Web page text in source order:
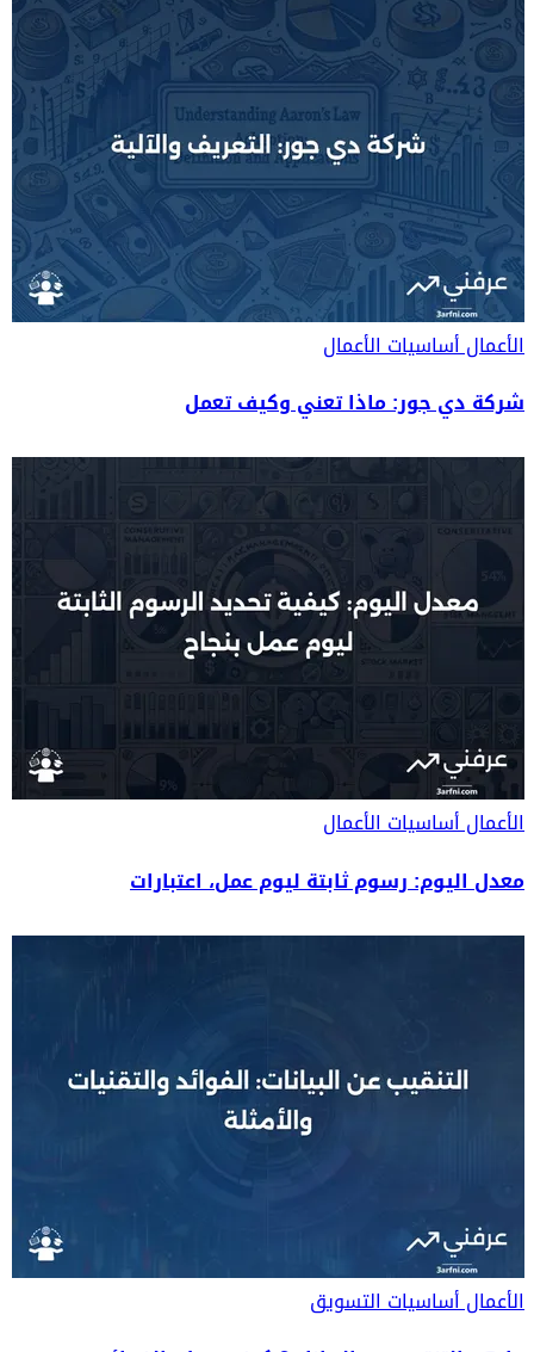
الأعمالأساسيات الأعمال
شركة دي جور: ماذا تعني وكيف تعمل
الأعمالأساسيات الأعمال
معدل اليوم: رسوم ثابتة ليوم عمل، اعتبارات
الأعمالأساسيات التسويق